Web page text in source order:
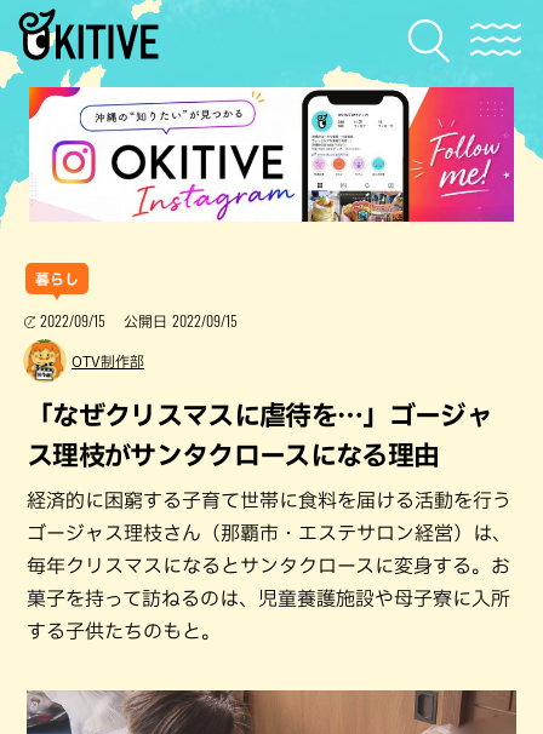
暮らし
2022/09/15 公開日 2022/09/15
OTV制作部
「なぜクリスマスに虐待を…」ゴージャ
ス理枝がサンタクロースになる理由
経済的に困窮する子育て世帯に食料を届ける活動を行う
ゴージャス理枝さん（那覇市・エステサロン経営）は、
毎年クリスマスになるとサンタクロースに変身する。お
菓子を持って訪ねるのは、児童養護施設や母子寮に入所
する子供たちのもと。